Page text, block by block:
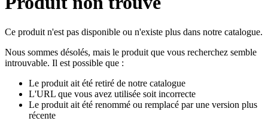
Ce produit n'est pas disponible ou n'existe plus dans notre catalogue.
Nous sommes désolés, mais le produit que vous recherchez semble
introuvable. Il est possible que :
Le produit ait été retiré de notre catalogue
L'URL que vous avez utilisée soit incorrecte
Le produit ait été renommé ou remplacé par une version plus
récente